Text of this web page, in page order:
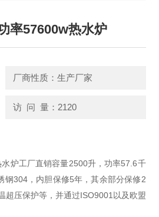
率57600w热水炉
厂商性质：生产厂家
访 问 量：2120
炉工厂直销容量2500升，功率57.6千
钢304，内胆保修5年，其余部分保修2
超压保护等，并通过ISO9001以及欧盟